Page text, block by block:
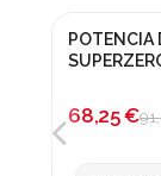
¡En oferta!
POTENCIA
68,25 €